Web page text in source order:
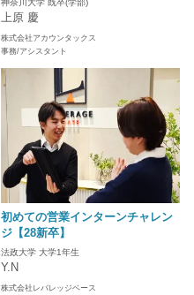
神奈川大学 既卒(学部)
上原 慶
株式会社アカウンタックス
事務/アシスタント
初めての営業インターンチャレン
ジ【28新卒】
法政大学 大学1年生
Y.N
株式会社レバレッジベース